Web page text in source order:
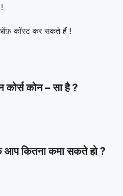
ऑफ़ कॉस्ट कर सकते हैं !
कोन – सा है ?
कितना कमा सकते हो ?